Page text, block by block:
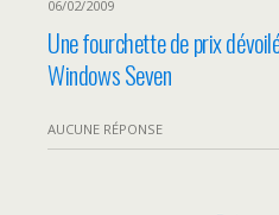
06/02/2009
Une fourchette de prix
Windows Seven
AUCUNE RÉPONSE